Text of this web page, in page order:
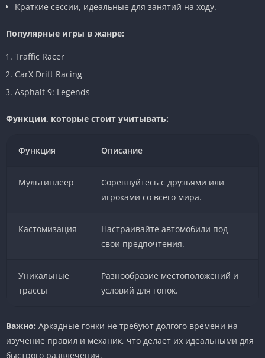
Краткие сессии, идеальные для занятий на ходу.
Популярные игры в жанре:
Traffic Racer
CarX Drift Racing
Asphalt 9: Legends
Функции, которые стоит учитывать:
Функция Описание
Мультиплеер
Соревнуйтесь с друзьями или
игроками со всего мира.
Кастомизация
Настраивайте автомобили под
свои предпочтения.
Уникальные
трассы
Разнообразие местоположений и
условий для гонок.
Важно: Аркадные гонки не требуют долгого времени на
изучение правил и механик, что делает их идеальными для
быстрого развлечения.